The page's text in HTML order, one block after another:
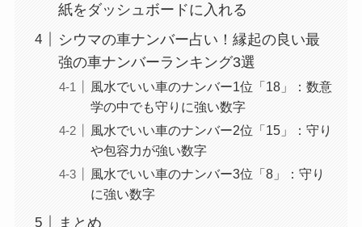
紙をダッシュボードに入れる
シウマの車ナンバー占い！縁起の良い最
強の車ナンバーランキング3選
風水でいい車のナンバー1位「18」：数意
学の中でも守りに強い数字
風水でいい車のナンバー2位「15」：守り
や包容力が強い数字
風水でいい車のナンバー3位「8」：守り
に強い数字
まとめ